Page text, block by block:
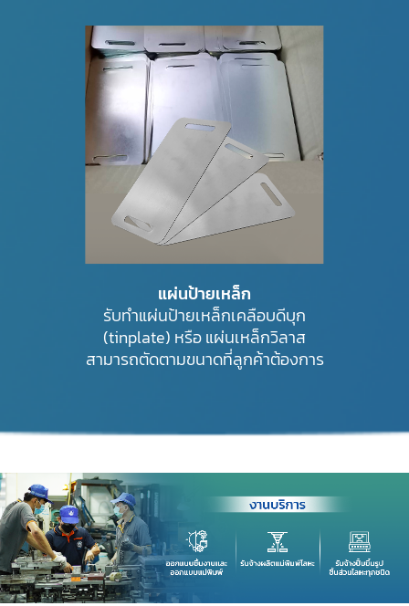
แผ่นป้ายเหล็ก
รับทำแผ่นป้ายเหล็กเคลือบดีบุก
(tinplate) หรือ แผ่นเหล็กวิลาส
สามารถตัดตามขนาดที่ลูกค้าต้องการ